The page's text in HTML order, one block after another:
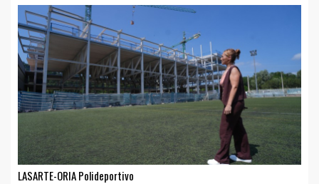
LASARTE-ORIA Polideportivo